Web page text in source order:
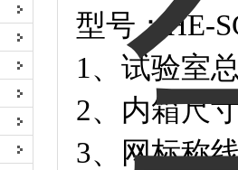
型号：HE-
1、试验室
2、内箱尺
3、网标称